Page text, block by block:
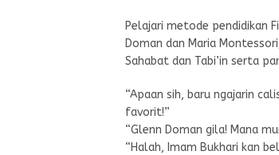
Pelajari metode pendidikan
Doman dan Maria
Sahabat dan Tabi’in serta
“Apaan sih, baru ngajarin
favorit!”
“Glenn Doman gila! Mana
“Halah, Imam Bukhari kan